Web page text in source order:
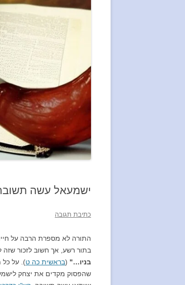
ישמעאל עשה
כתיבת תגובה
התורה לא מספרת הרבה על
בתור רשע, אך חשוב לזכור שזה
בניו…" (בראשית כה ט). על
שהפסוק מקדים את יצחק